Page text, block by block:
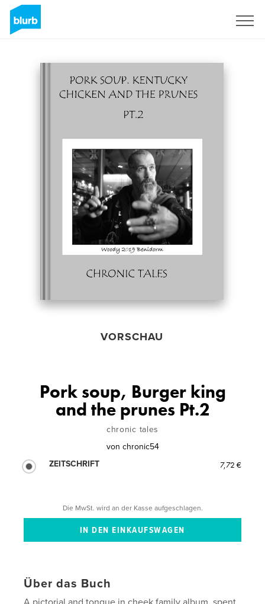
VORSCHAU
Pork soup, Burger king
and the prunes Pt.2
chronic tales
von chronic54
ZEITSCHRIFT
7,72 €
Die MwSt. wird an der Kasse aufgeschlagen.
Über das Buch